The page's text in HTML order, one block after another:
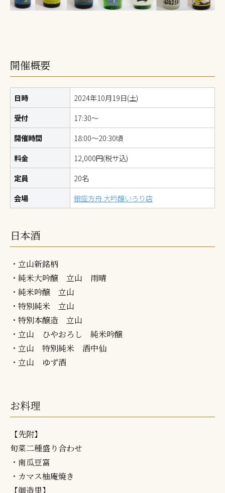
開催概要
日時
2024年10月19日(土)
受付
17:30～
開催時間
18:00～20:30頃
料金
12,000円(税サ込)
定員
20名
会場
銀座方舟 大吟醸いろり店
日本酒
・立山新銘柄
・純米大吟醸 立山 雨晴
・純米吟醸 立山
・特別純米 立山
・特別本醸造 立山
・立山 ひやおろし 純米吟醸
・立山 特別純米 酒中仙
・立山 ゆず酒
お料理
【先附】
旬菜二種盛り合わせ
・南瓜豆富
・カマス柚庵焼き
【御造里】